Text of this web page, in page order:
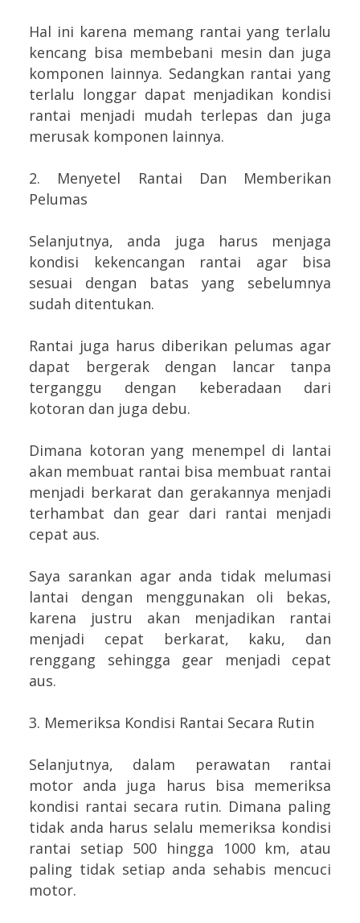
Hal ini karena memang rantai yang terlalu
kencang bisa membebani mesin dan juga
komponen lainnya. Sedangkan rantai yang
terlalu longgar dapat menjadikan kondisi
rantai menjadi mudah terlepas dan juga
merusak komponen lainnya.
2. Menyetel Rantai Dan Memberikan
Pelumas
Selanjutnya, anda juga harus menjaga
kondisi kekencangan rantai agar bisa
sesuai dengan batas yang sebelumnya
sudah ditentukan.
Rantai juga harus diberikan pelumas agar
dapat bergerak dengan lancar tanpa
terganggu dengan keberadaan dari
kotoran dan juga debu.
Dimana kotoran yang menempel di lantai
akan membuat rantai bisa membuat rantai
menjadi berkarat dan gerakannya menjadi
terhambat dan gear dari rantai menjadi
cepat aus.
Saya sarankan agar anda tidak melumasi
lantai dengan menggunakan oli bekas,
karena justru akan menjadikan rantai
menjadi cepat berkarat, kaku, dan
renggang sehingga gear menjadi cepat
aus.
3. Memeriksa Kondisi Rantai Secara Rutin
Selanjutnya, dalam perawatan rantai
motor anda juga harus bisa memeriksa
kondisi rantai secara rutin. Dimana paling
tidak anda harus selalu memeriksa kondisi
rantai setiap 500 hingga 1000 km, atau
paling tidak setiap anda sehabis mencuci
motor.